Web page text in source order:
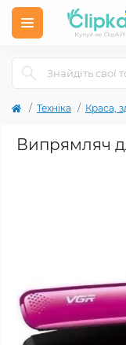
Техніка Краса,
Випрямляч